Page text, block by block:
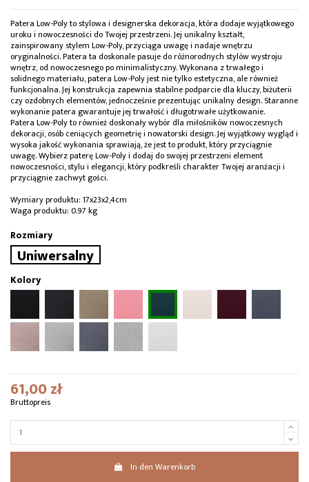
Patera Low-Poly to stylowa i designerska dekoracja, która dodaje wyjątkowego
uroku i nowoczesności do Twojej przestrzeni. Jej unikalny kształt,
zainspirowany stylem Low-Poly, przyciąga uwagę i nadaje wnętrzu
oryginalności. Patera ta doskonale pasuje do różnorodnych stylów wystroju
wnętrz, od nowoczesnego po minimalistyczny. Wykonana z trwałego i
solidnego materiału, patera Low-Poly jest nie tylko estetyczna, ale również
funkcjonalna. Jej konstrukcja zapewnia stabilne podparcie dla kluczy, biżuterii
czy ozdobnych elementów, jednocześnie prezentując unikalny design. Staranne
wykonanie patera gwarantuje jej trwałość i długotrwałe użytkowanie.
Patera Low-Poly to również doskonały wybór dla miłośników nowoczesnych
dekoracji, osób ceniących geometrię i nowatorski design. Jej wyjątkowy wygląd i
wysoka jakość wykonania sprawiają, że jest to produkt, który przyciągnie
uwagę. Wybierz paterę Low-Poly i dodaj do swojej przestrzeni element
nowoczesności, stylu i elegancji, który podkreśli charakter Twojej aranżacji i
przyciągnie zachwyt gości.
Wymiary produktu: 17x23x2,4cm
Waga produktu: 0.97 kg
Rozmiary
Uniwersalny
Kolory
61,00 zł
Bruttopreis
In den Warenkorb